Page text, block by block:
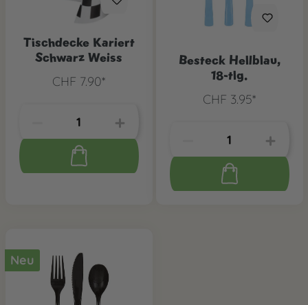
Tischdecke Kariert
Schwarz Weiss
CHF 7.90*
Besteck Hellblau,
18-tlg.
CHF 3.95*
Neu